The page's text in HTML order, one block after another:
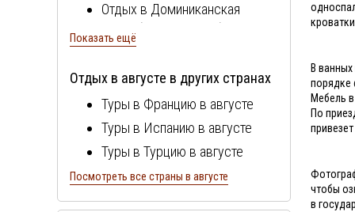
В
порядке
Мебель
По
чтобы
в
Отдых в Доминиканская
Республика в октябре
Отдых вДоминиканская
Республика
в ноябре
Отдых в
Доминиканская
Республикав декабре
Отдых вДоминиканская
Республикав январе
Показать ещё
Отдых в августе в других странах
Туры в Францию в августе
Туры в Испанию в августе
Туры в Турцию в августе
Туры в Болгарию в августе
Туры в Португалию в августе
Посмотреть все страны в августе